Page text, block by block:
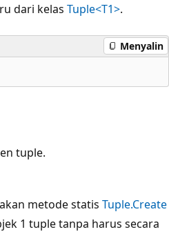
dari kelas Tuple<T1>.
Menyalin
tuple.
metode statis Tuple.Create
1 tuple tanpa harus secara